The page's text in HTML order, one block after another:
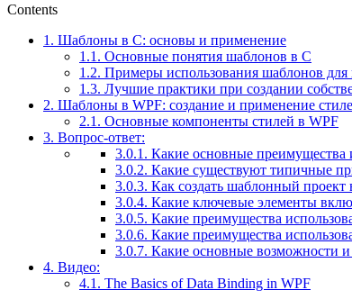
Contents
1. Шаблоны в C: основы и применение
1.1. Основные понятия шаблонов в C
1.2. Примеры использования шаблонов
1.3. Лучшие практики при создании
2. Шаблоны в WPF: создание и применение
2.1. Основные компоненты стилей в WPF
3. Вопрос-ответ:
3.0.1. Какие основные преимущества
3.0.2. Какие существуют типичные
3.0.3. Как создать шаблонный
3.0.4. Какие ключевые элементы
3.0.5. Какие преимущества
3.0.6. Какие преимущества
3.0.7. Какие основные возможности
4. Видео:
4.1. The Basics of Data Binding in WPF